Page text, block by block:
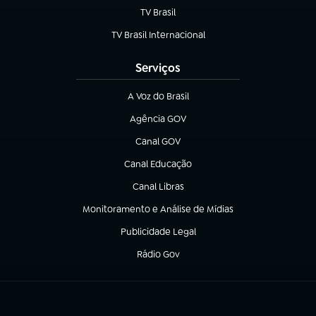
TV Brasil
(abre em nova aba)
TV Brasil Internacional
(abre em nova aba)
Serviços
A Voz do Brasil
(abre em nova aba)
Agência GOV
(abre em nova aba)
Canal GOV
(abre em nova aba)
Canal Educação
(abre em nova aba)
Canal Libras
(abre em nova aba)
Monitoramento e Análise de Mídias
(abre em nova aba)
Publicidade Legal
(abre em nova aba)
Rádio Gov
(abre em nova aba)